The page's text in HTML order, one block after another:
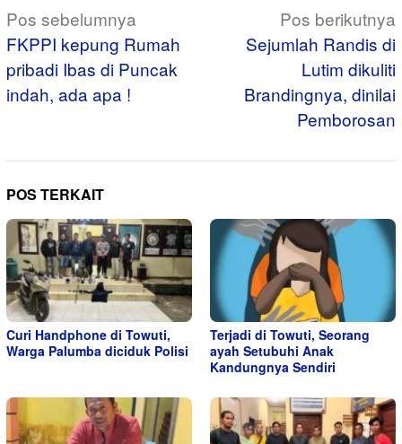
Navigasi
pos
Pos sebelumnya
FKPPI kepung Rumah
pribadi Ibas di Puncak
indah, ada apa !
Pos berikutnya
Sejumlah Randis di
Lutim dikuliti
Brandingnya, dinilai
Pemborosan
POS TERKAIT
Curi Handphone di Towuti,
Warga Palumba diciduk Polisi
Terjadi di Towuti, Seorang
ayah Setubuhi Anak
Kandungnya Sendiri